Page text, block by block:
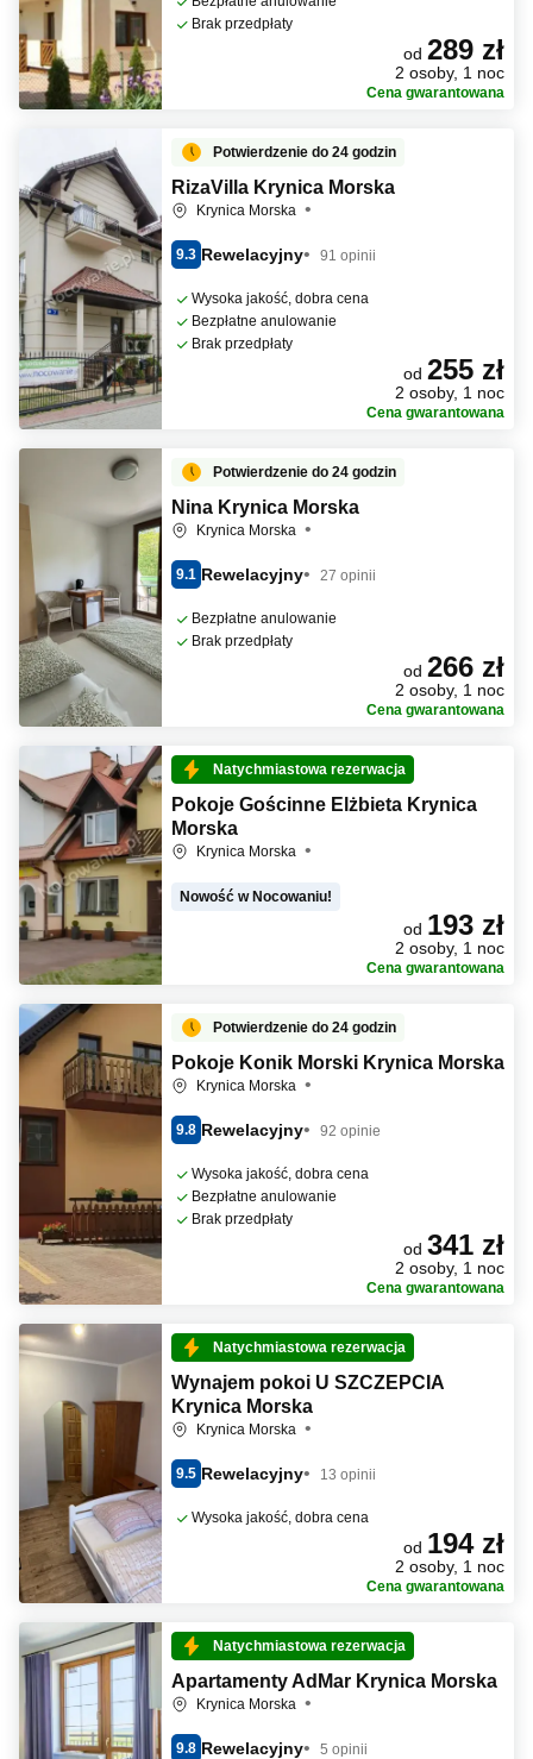
Brak przedpłaty
od 289 zł
2 osoby, 1 noc
Cena gwarantowana
Potwierdzenie do 24 godzin
RizaVilla Krynica Morska
Krynica Morska
9.3 Rewelacyjny 91 opinii
Wysoka jakość, dobra cena
Bezpłatne anulowanie
Brak przedpłaty
od 255 zł
2 osoby, 1 noc
Cena gwarantowana
Potwierdzenie do 24 godzin
Nina Krynica Morska
Krynica Morska
9.1 Rewelacyjny 27 opinii
Bezpłatne anulowanie
Brak przedpłaty
od 266 zł
2 osoby, 1 noc
Cena gwarantowana
Natychmiastowa rezerwacja
Pokoje Gościnne Elżbieta Krynica
Morska
Krynica Morska
Nowość w Nocowaniu!
od 193 zł
2 osoby, 1 noc
Cena gwarantowana
Potwierdzenie do 24 godzin
Pokoje Konik Morski Krynica Morska
Krynica Morska
9.8 Rewelacyjny 92 opinie
Wysoka jakość, dobra cena
Bezpłatne anulowanie
Brak przedpłaty
od 341 zł
2 osoby, 1 noc
Cena gwarantowana
Natychmiastowa rezerwacja
Wynajem pokoi U SZCZEPCIA
Krynica Morska
Krynica Morska
9.5 Rewelacyjny 13 opinii
Wysoka jakość, dobra cena
od 194 zł
2 osoby, 1 noc
Cena gwarantowana
Natychmiastowa rezerwacja
Apartamenty AdMar Krynica Morska
Krynica Morska
9.8 Rewelacyjny 5 opinii